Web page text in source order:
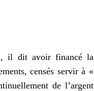
il dit avoir financé la
censés servir à «
de l’argent